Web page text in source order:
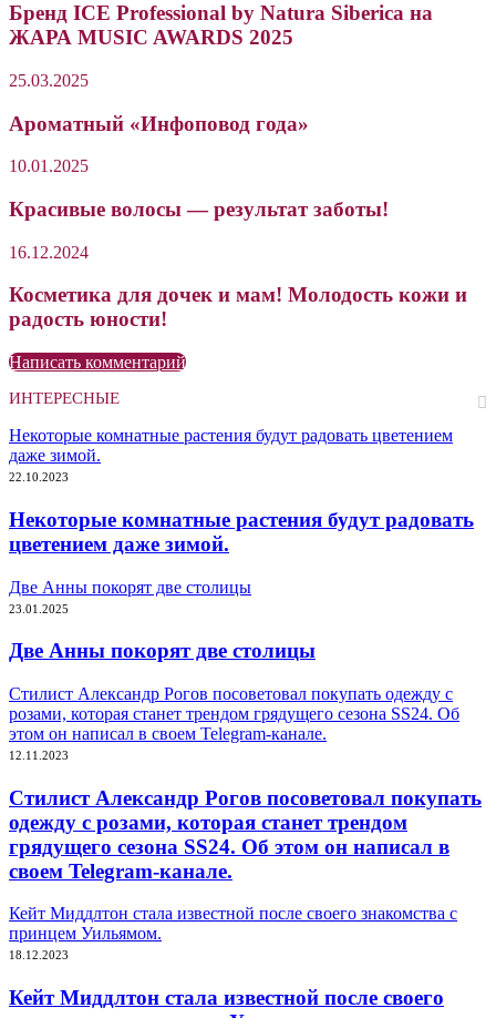
Бренд ICE Professional by Natura Siberica на
ЖАРА MUSIC AWARDS 2025
25.03.2025
Ароматный «Инфоповод года»
10.01.2025
Красивые волосы — результат заботы!
16.12.2024
Косметика для дочек и мам! Молодость кожи и
радость юности!
Написать комментарий
ИНТЕРЕСНЫЕ
Некоторые комнатные растения будут радовать цветением
даже зимой.
22.10.2023
Некоторые комнатные растения будут радовать
цветением даже зимой.
Две Анны покорят две столицы
23.01.2025
Две Анны покорят две столицы
Стилист Александр Рогов посоветовал покупать одежду с
розами, которая станет трендом грядущего сезона SS24. Об
этом он написал в своем Telegram-канале.
12.11.2023
Стилист Александр Рогов посоветовал покупать
одежду с розами, которая станет трендом
грядущего сезона SS24. Об этом он написал в
своем Telegram-канале.
Кейт Миддлтон стала известной после своего знакомства с
принцем Уильямом.
18.12.2023
Кейт Миддлтон стала известной после своего